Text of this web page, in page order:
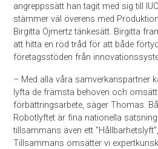
angreppssätt han tagit med sig till
stämmer väl överens med
Birgitta Öjmertz tänkesätt. Birgitta
att hitta en röd tråd för att både
företagsstöden från
– Med alla våra samverkanspartner
lyfta de främsta behoven och
förbättringsarbete, säger Thomas.
Robotlyftet är fina nationella
tillsammans även ett
Tillsammans omsätter vi